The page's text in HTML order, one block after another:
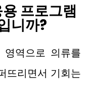
프로그램
니까?
역으로 의류를
뜨리면서 기회는